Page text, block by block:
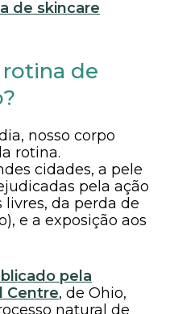
de
nosso corpo
rotina.
cidades, a pele
pela ação
livres, da perda de
e a exposição aos
pela
Centre, de Ohio,
natural de